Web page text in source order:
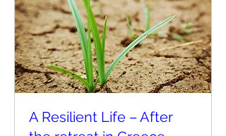
A Resilient Life – After